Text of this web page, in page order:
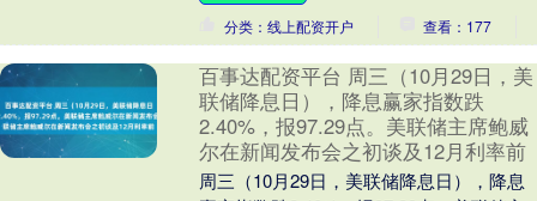
分类：线上配资开户
查看：177
百事达配资平台 周三（10月29日，美
联储降息日），降息赢家指数跌
2.40%，报97.29点。美联储主席鲍威
尔在新闻发布会之初谈及12月利率前
周三（10月29日，美联储降息日），降息